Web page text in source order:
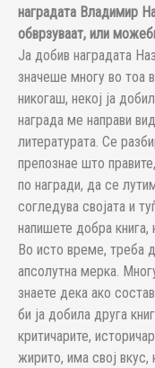
наградата Владимир
обврзуваат, или
Ја добив наградата
значеше многу во тоа
никогаш, некој ја
награда ме направи
литературата. Се
препознае што
по награди, да се
согледува својата и
напишете добра книга,
Во исто време, треба
апсолутна мерка.
знаете дека ако
би ја добила друга
критичарите,
жирито, има свој вкус,